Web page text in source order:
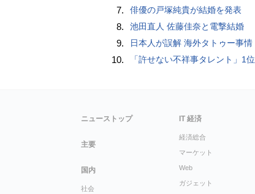
7. 俳優の戸塚純貴が結婚を発表
8. 池田直人 佐藤佳奈と電撃結婚
9. 日本人が誤解 海外タトゥー事情
10. 「許せない不祥事タレント」1位
ニューストップ
主要
国内
社会
IT 経済
経済総合
マーケット
Web
ガジェット